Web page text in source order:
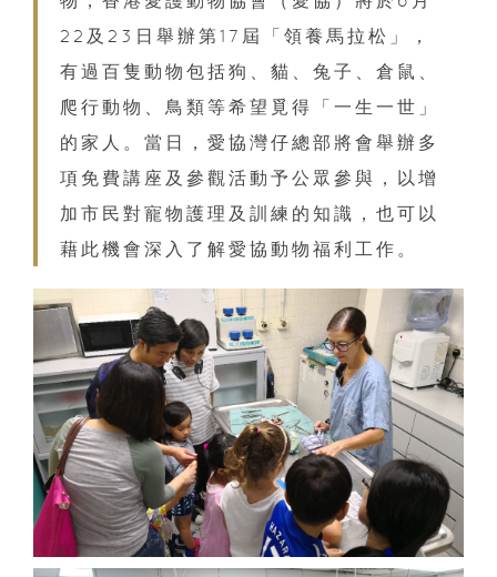
22及23日舉辦第17屆「領養馬拉松」，
有過百隻動物包括狗、貓、兔子、倉鼠、
爬行動物、鳥類等希望覓得「一生一世」
的家人。當日，愛協灣仔總部將會舉辦多
項免費講座及參觀活動予公眾參與，以增
加市民對寵物護理及訓練的知識，也可以
藉此機會深入了解愛協動物福利工作。